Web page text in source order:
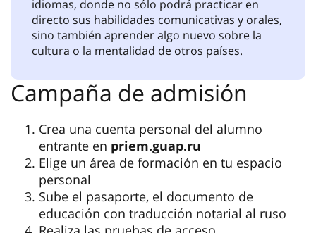
están atentos a nosotros. La universidad
cuenta con una organización de estudiantes
voluntarios, SCOM, una de cuyas tareas es
ayudar a los estudiantes internacionales a
pregunta: te ayudarán con la traducción, te
darán consejos. La SCOM organiza actos
cultura rusa en general. Existen clubes de
conversación para comunicarse en distintos
idiomas, donde no sólo podrá practicar en
directo sus habilidades comunicativas y orales,
sino también aprender algo nuevo sobre la
cultura o la mentalidad de otros países.